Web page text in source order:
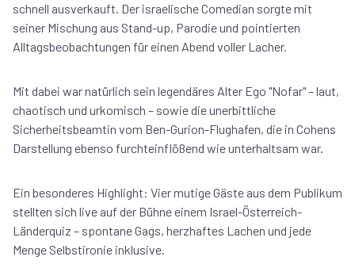
schnell ausverkauft. Der israelische Comedian sorgte mit
seiner Mischung aus Stand-up, Parodie und pointierten
Alltagsbeobachtungen für einen Abend voller Lacher.
Mit dabei war natürlich sein legendäres Alter Ego "Nofar" – laut,
chaotisch und urkomisch – sowie die unerbittliche
Sicherheitsbeamtin vom Ben-Gurion-Flughafen, die in Cohens
Darstellung ebenso furchteinflößend wie unterhaltsam war.
Ein besonderes Highlight: Vier mutige Gäste aus dem Publikum
stellten sich live auf der Bühne einem Israel-Österreich-
Länderquiz – spontane Gags, herzhaftes Lachen und jede
Menge Selbstironie inklusive.